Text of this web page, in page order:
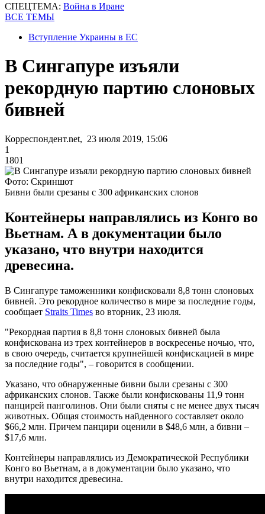
СПЕЦТЕМА: Война в Иране
ВСЕ ТЕМЫ
Вступление Украины в ЕС
В Сингапуре изъяли
рекордную партию слоновых
бивней
Корреспондент.net, 23 июля 2019, 15:06
1
1801
Фото: Скриншот
Бивни были срезаны с 300 африканских слонов
Контейнеры направлялись из Конго во
Вьетнам. А в документации было
указано, что внутри находится
древесина.
В Сингапуре таможенники конфисковали 8,8 тонн слоновых
бивней. Это рекордное количество в мире за последние годы,
сообщает Straits Times во вторник, 23 июля.
"Рекордная партия в 8,8 тонн слоновых бивней была
конфискована из трех контейнеров в воскресенье ночью, что,
в свою очередь, считается крупнейшей конфискацией в мире
за последние годы", – говорится в сообщении.
Указано, что обнаруженные бивни были срезаны с 300
африканских слонов. Также были конфискованы 11,9 тонн
панцирей панголинов. Они были сняты с не менее двух тысяч
животных. Общая стоимость найденного составляет около
$66,2 млн. Причем панцири оценили в $48,6 млн, а бивни –
$17,6 млн.
Контейнеры направлялись из Демократической Республики
Конго во Вьетнам, а в документации было указано, что
внутри находится древесина.